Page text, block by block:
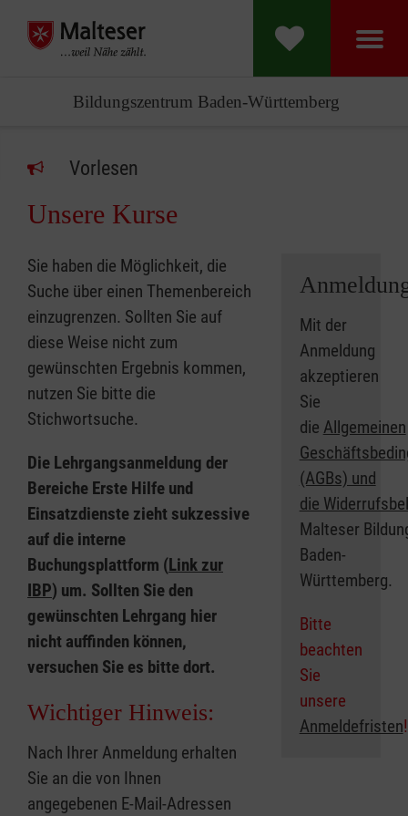
Bildungszentrum Baden-Württemberg
Vorlesen
Unsere Kurse
Sie haben die Möglichkeit, die
Suche über einen Themenbereich
einzugrenzen. Sollten Sie auf
diese Weise nicht zum
gewünschten Ergebnis kommen,
nutzen Sie bitte die
Stichwortsuche.
Die Lehrgangsanmeldung der
Bereiche Erste Hilfe und
Einsatzdienste zieht sukzessive
auf die interne
Buchungsplattform (Link zur
IBP) um. Sollten Sie den
gewünschten Lehrgang hier
nicht auffinden können,
versuchen Sie es bitte dort.
Wichtiger Hinweis:
Nach Ihrer Anmeldung erhalten
Sie an die von Ihnen
angegebenen E-Mail-Adressen
Mit der
Anmeldung
akzeptieren
Sie
die Allgemeinen
(AGBs) und
die
Malteser
Baden-
Württemberg.
Bitte
beachten
Sie
unsere
Anmeldefristen!